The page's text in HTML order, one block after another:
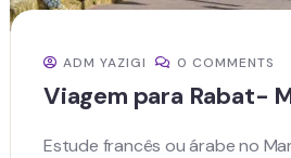
ADM YAZIGI 0 COMMENTS
Viagem para Rabat-
Estude francês ou árabe no